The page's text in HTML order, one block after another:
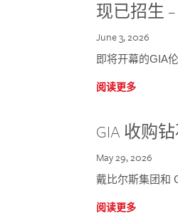
现已招生
June 3, 2026
即将开幕的GIA
阅读更多
GIA 收购
May 29, 2026
戴比尔斯集团和
阅读更多